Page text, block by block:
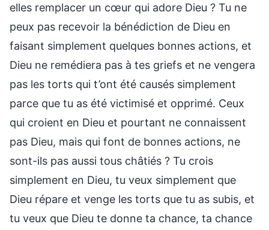
elles remplacer un cœur qui adore Dieu ? Tu ne
peux pas recevoir la bénédiction de Dieu en
faisant simplement quelques bonnes actions, et
Dieu ne remédiera pas à tes griefs et ne vengera
pas les torts qui t’ont été causés simplement
parce que tu as été victimisé et opprimé. Ceux
qui croient en Dieu et pourtant ne connaissent
pas Dieu, mais qui font de bonnes actions, ne
sont-ils pas aussi tous châtiés ? Tu crois
simplement en Dieu, tu veux simplement que
Dieu répare et venge les torts que tu as subis, et
tu veux que Dieu te donne ta chance, ta chance